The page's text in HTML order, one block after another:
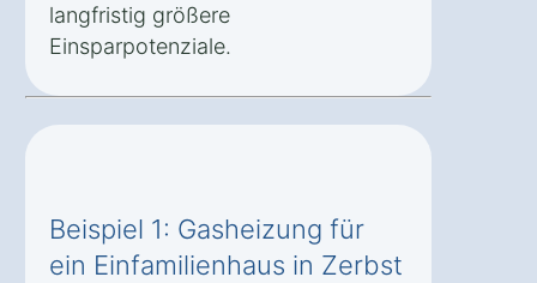
langfristig größere
Einsparpotenziale.
Beispiel 1: Gasheizung für
ein Einfamilienhaus in Zerbst